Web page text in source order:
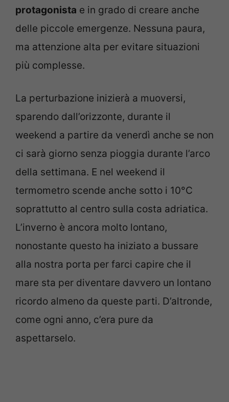
protagonista e in grado di creare anche
delle piccole emergenze. Nessuna paura,
ma attenzione alta per evitare situazioni
più complesse.
La perturbazione inizierà a muoversi,
sparendo dall’orizzonte, durante il
weekend a partire da venerdì anche se non
ci sarà giorno senza pioggia durante l’arco
della settimana. E nel weekend il
termometro scende anche sotto i 10°C
soprattutto al centro sulla costa adriatica.
L’inverno è ancora molto lontano,
nonostante questo ha iniziato a bussare
alla nostra porta per farci capire che il
mare sta per diventare davvero un lontano
ricordo almeno da queste parti. D’altronde,
come ogni anno, c’era pure da
aspettarselo.